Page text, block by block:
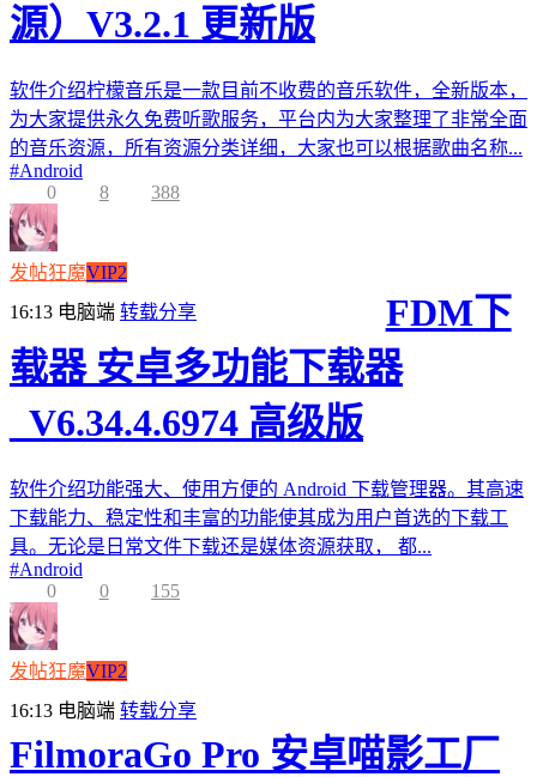
源）V3.2.1 更新版
软件介绍柠檬音乐是一款目前不收费的音乐软件，全新版本，
为大家提供永久免费听歌服务，平台内为大家整理了非常全面
的音乐资源，所有资源分类详细，大家也可以根据歌曲名称...
#Android
0
8 388
发帖狂魔VIP2
16:13 电脑端 转载分享
FDM下
载器 安卓多功能下载器
_V6.34.4.6974 高级版
软件介绍功能强大、使用方便的 Android 下载管理器。其高速
下载能力、稳定性和丰富的功能使其成为用户首选的下载工
具。无论是日常文件下载还是媒体资源获取， 都...
#Android
0
0 155
发帖狂魔VIP2
16:13 电脑端 转载分享
FilmoraGo Pro 安卓喵影工厂